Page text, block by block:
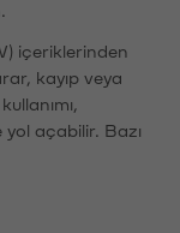
içeriklerinden
kayıp veya
yol açabilir. Bazı